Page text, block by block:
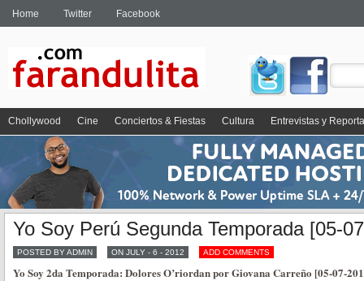
Home Twitter Facebook
Chollywood Cine Conciertos & Fiestas Cultura Entrevistas y
Yo Soy Perú Segunda Temporada [05-
POSTED BY ADMIN ON JULY - 6 - 2012 ADD COMMENTS
Yo Soy 2da Temporada: Dolores O’riordan por Giovana Carreño [05-07-